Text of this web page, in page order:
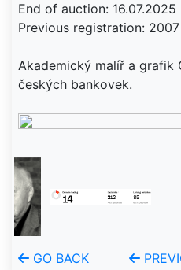
End of auction: 16.07.2025
Previous registration: 2007
Akademický malíř a grafik
českých bankovek.
GO BACK